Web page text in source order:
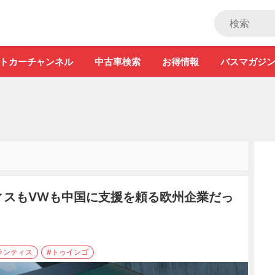
カーチャンネル 中古車検索 お得情報 バスマガジン
もVWも中国に支援を頼る欧州企業だっ
ンティス #トゥインゴ